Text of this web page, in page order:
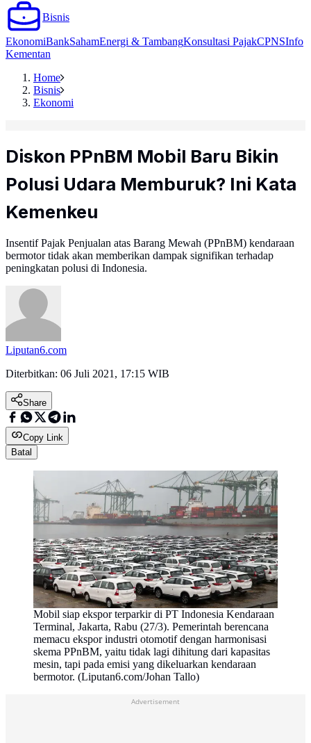
Bisnis
EkonomiBankSahamEnergi & TambangKonsultasi PajakCPNSInfo
Kementan
Home
Bisnis
Ekonomi
Diskon PPnBM Mobil Baru Bikin
Polusi Udara Memburuk? Ini Kata
Kemenkeu
Insentif Pajak Penjualan atas Barang Mewah (PPnBM) kendaraan
bermotor tidak akan memberikan dampak signifikan terhadap
peningkatan polusi di Indonesia.
Liputan6.com
Diterbitkan: 06 Juli 2021, 17:15 WIB
Share
Copy Link
Batal
Mobil siap ekspor terparkir di PT Indonesia Kendaraan
Terminal, Jakarta, Rabu (27/3). Pemerintah berencana
memacu ekspor industri otomotif dengan harmonisasi
skema PPnBM, yaitu tidak lagi dihitung dari kapasitas
mesin, tapi pada emisi yang dikeluarkan kendaraan
bermotor. (Liputan6.com/Johan Tallo)
Advertisement